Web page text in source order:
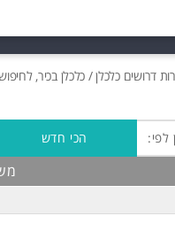
דרושים כלכלן / כלכלן בכיר,
לפי: הכי חדש